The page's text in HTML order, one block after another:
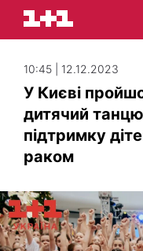
10:45 | 12.12.2023
У Києві
дитячий
підтримку
раком